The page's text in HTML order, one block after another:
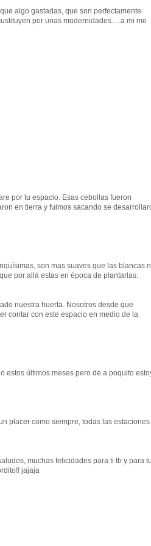
algo gastadas, que son perfectamente
por unas modernidades.....a mi me
por tu espacio. Esas cebollas fueron
en tierra y fuimos sacando se
son mas suaves que las blancas
por allá estas en época de plantarlas.
nuestra huerta. Nosotros desde que
contar con este espacio en medio de la
estos últimos meses pero de a poquito
placer como siempre, todas las estaciones
muchas felicidades para ti tb y para
jajaja